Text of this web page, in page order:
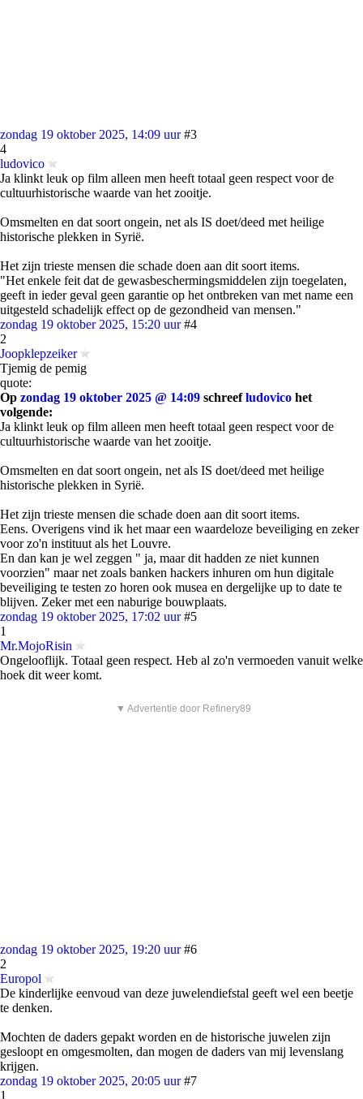
zondag 19 oktober 2025, 14:09 uur #3
4
ludovico
Ja klinkt leuk op film alleen men heeft totaal geen respect voor de
cultuurhistorische waarde van het zooitje.
Omsmelten en dat soort ongein, net als IS doet/deed met heilige
historische plekken in Syrië.
Het zijn trieste mensen die schade doen aan dit soort items.
"Het enkele feit dat de gewasbeschermingsmiddelen zijn toegelaten,
geeft in ieder geval geen garantie op het ontbreken van met name een
uitgesteld schadelijk effect op de gezondheid van mensen."
zondag 19 oktober 2025, 15:20 uur #4
2
Joopklepzeiker
Tjemig de pemig
quote:
Op zondag 19 oktober 2025 @ 14:09 schreefludovico het
volgende:
Ja klinkt leuk op film alleen men heeft totaal geen respect voor de
cultuurhistorische waarde van het zooitje.
Omsmelten en dat soort ongein, net als IS doet/deed met heilige
historische plekken in Syrië.
Het zijn trieste mensen die schade doen aan dit soort items.
Eens. Overigens vind ik het maar een waardeloze beveiliging en zeker
voor zo'n instituut als het Louvre.
En dan kan je wel zeggen " ja, maar dit hadden ze niet kunnen
voorzien" maar net zoals banken hackers inhuren om hun digitale
beveiliging te testen zo horen ook musea en dergelijke up to date te
blijven. Zeker met een naburige bouwplaats.
zondag 19 oktober 2025, 17:02 uur #5
1
Mr.MojoRisin
Ongelooflijk. Totaal geen respect. Heb al zo'n vermoeden vanuit welke
hoek dit weer komt.
▼ Advertentie door Refinery89
zondag 19 oktober 2025, 19:20 uur #6
2
Europol
De kinderlijke eenvoud van deze juwelendiefstal geeft wel een beetje
te denken.
Mochten de daders gepakt worden en de historische juwelen zijn
gesloopt en omgesmolten, dan mogen de daders van mij levenslang
krijgen.
zondag 19 oktober 2025, 20:05 uur #7
1